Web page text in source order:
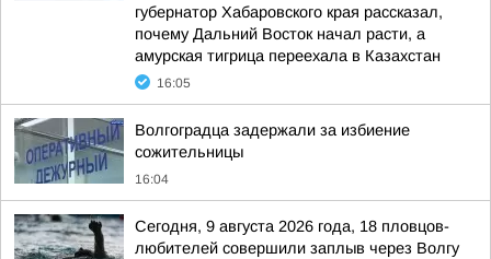
губернатор Хабаровского края рассказал,
почему Дальний Восток начал расти, а
амурская тигрица переехала в Казахстан
16:05
Волгоградца задержали за избиение
сожительницы
16:04
Сегодня, 9 августа 2026 года, 18 пловцов-
любителей совершили заплыв через Волгу